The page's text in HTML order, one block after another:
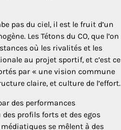
pas du ciel, il est le fruit d’un
Les Tétons du CO, que l’on
où les rivalités et les
au projet sportif, et c’est ce
par « une vision commune
claire, et culture de l’effort.
des performances
profils forts et des egos
se mêlent à des